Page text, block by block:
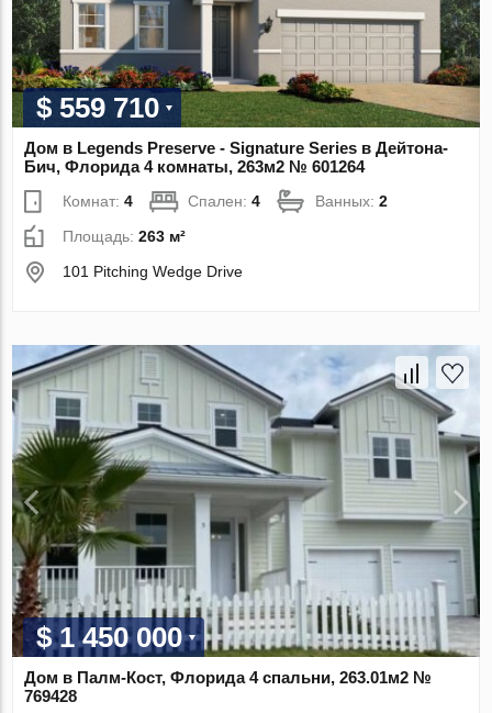
$ 559 710
Дом в Legends Preserve - Signature Series в Дейтона-
Бич, Флорида 4 комнаты, 263м2 № 601264
Комнат:4 Спален:4 Ванных:2
Площадь:263 м²
101 Pitching Wedge Drive
$ 1 450 000
Дом в Палм-Кост, Флорида 4 спальни, 263.01м2 №
769428